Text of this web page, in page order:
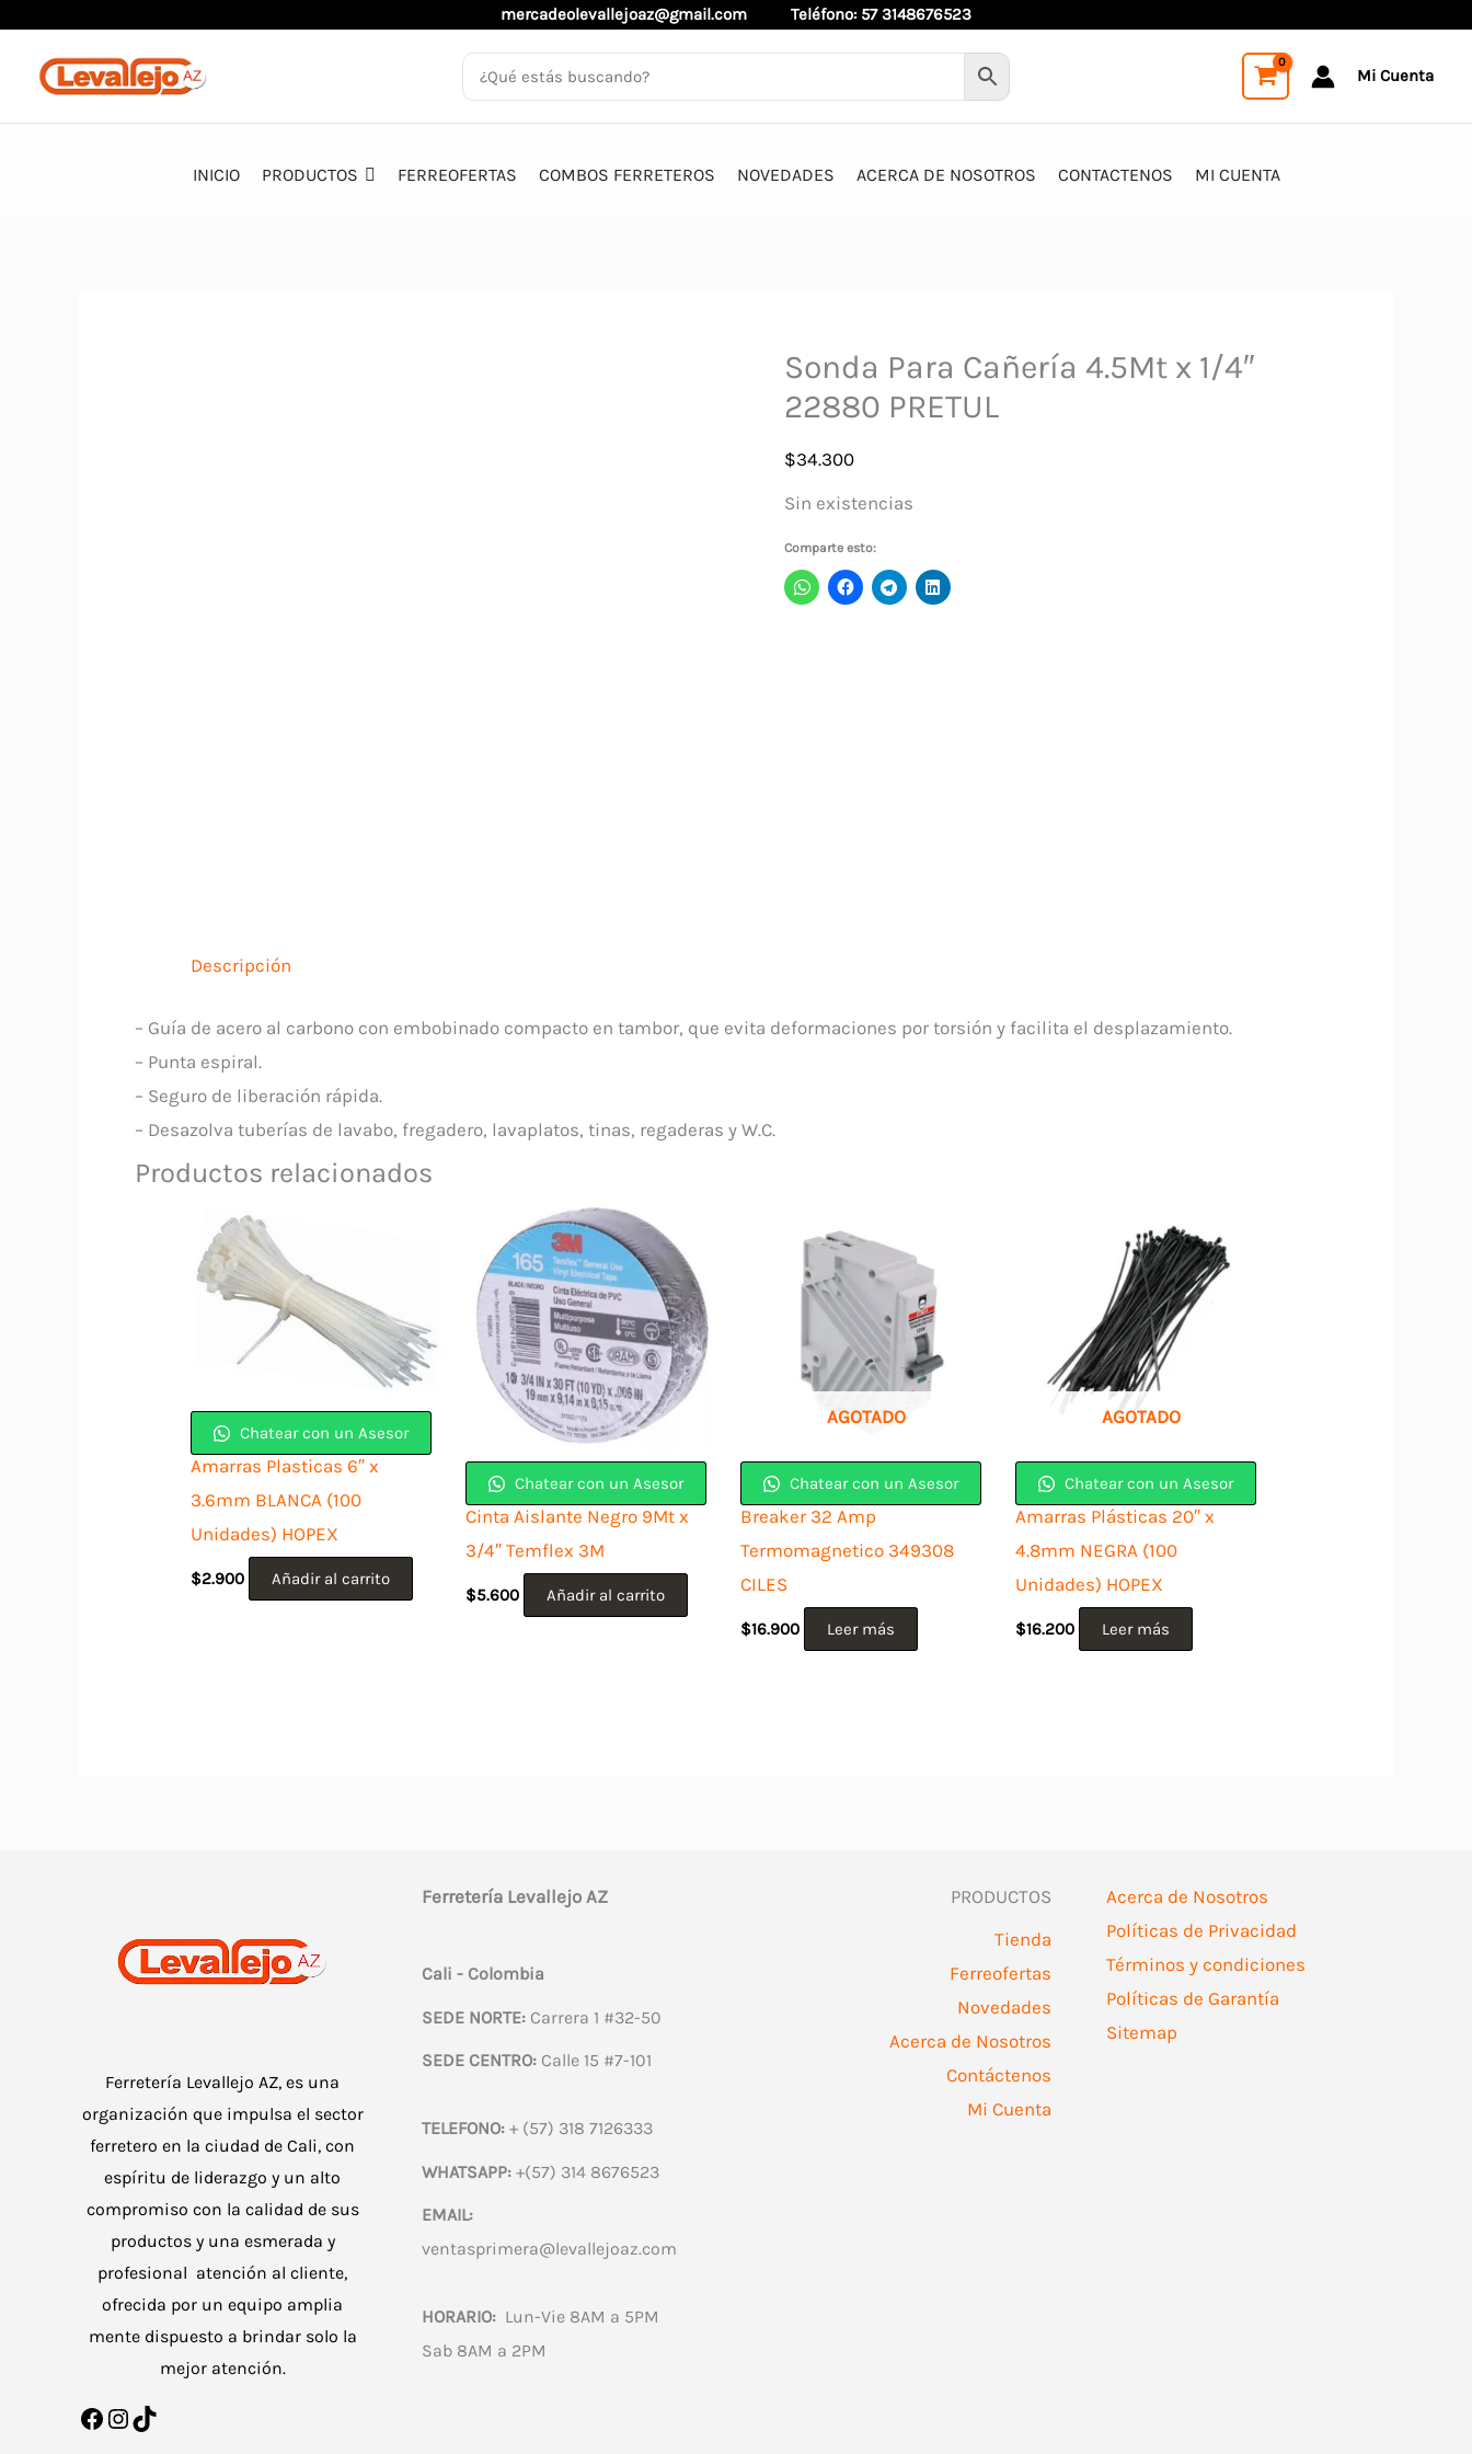
contenido
mercadeolevallejoaz@gmail.com Teléfono: 57 3148676523
Mi Cuenta
INICIO PRODUCTOS FERREOFERTAS COMBOS FERRETEROS NOVEDADES ACERCA DE NOSOTROS CONTACTENOS MI CUENTA
Sonda Para Cañería 4.5Mt x 1/4″
22880 PRETUL
$34.300
Sin existencias
Comparte esto:
Descripción
– Guía de acero al carbono con embobinado compacto en tambor, que evita deformaciones por torsión y facilita el desplazamiento.
– Punta espiral.
– Seguro de liberación rápida.
– Desazolva tuberías de lavabo, fregadero, lavaplatos, tinas, regaderas y W.C.
Productos relacionados
Chatear con un Asesor
Amarras Plasticas 6″ x
3.6mm BLANCA (100
Unidades) HOPEX
$2.900 Añadir al carrito
Chatear con un Asesor
Cinta Aislante Negro 9Mt x
3/4″ Temflex 3M
$5.600 Añadir al carrito
AGOTADO
Chatear con un Asesor
Breaker 32 Amp
Termomagnetico 349308
CILES
$16.900 Leer más
AGOTADO
Chatear con un Asesor
Amarras Plásticas 20″ x
4.8mm NEGRA (100
Unidades) HOPEX
$16.200 Leer más
Ferretería Levallejo AZ, es una
organización que impulsa el sector
ferretero en la ciudad de Cali, con
espíritu de liderazgo y un alto
compromiso con la calidad de sus
productos y una esmerada y
profesional atención al cliente,
ofrecida por un equipo amplia
mente dispuesto a brindar solo la
mejor atención.
Facebook
Instagram
TikTok
Ferretería Levallejo AZ
Cali - Colombia
SEDE NORTE:Carrera 1 #32-50
SEDE CENTRO:Calle 15 #7-101
TELEFONO:+ (57) 318 7126333
WHATSAPP:+(57) 314 8676523
EMAIL:
ventasprimera@levallejoaz.com
HORARIO:Lun-Vie 8AM a 5PM
Sab 8AM a 2PM
PRODUCTOS
Tienda
Ferreofertas
Novedades
Acerca de Nosotros
Contáctenos
Mi Cuenta
Acerca de Nosotros
Políticas de Privacidad
Términos y condiciones
Políticas de Garantía
Sitemap